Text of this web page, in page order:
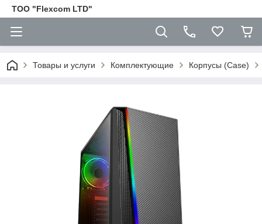
ТОО "Flexcom LTD"
Товары и услуги Комплектующие Корпусы (Case)